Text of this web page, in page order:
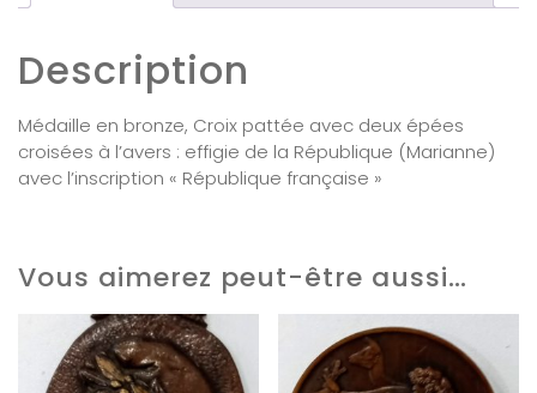
Description
Médaille en bronze, Croix pattée avec deux épées
croisées à l’avers : effigie de la République (Marianne)
avec l’inscription « République française »
Vous aimerez peut-être aussi…